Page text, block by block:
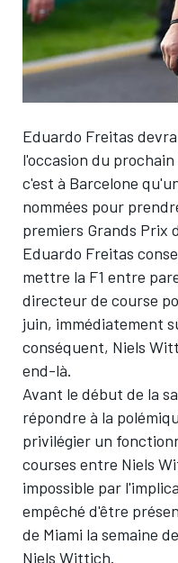
WEC
Eduardo Freitas
l'occasion du
c'est à Barcelone
nommées pour
premiers Grands Prix
Eduardo Freitas
mettre la F1 entre
directeur de course
juin, immédiatement
conséquent, Niels
end-là.
Avant le début de la
répondre à la
privilégier un
courses entre Niels
impossible par
empêché d'être
de Miami la semaine
Niels Wittich.